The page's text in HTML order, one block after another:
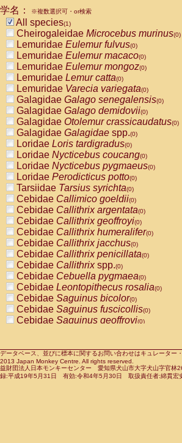
CebidaeCebus nigrivittatus
CebidaeCebus
CebidaeSaimiri boliviensis(0)
CebidaeSaimiri sciureus(0)
AtelidaeAlouatta caraya(0)
AtelidaeAlouatta fusca(0)
AtelidaeAlouatta seniculus
AtelidaeAlouattaspp.(0)
AtelidaeAteles belzebuth(0)
AtelidaeAteles geoffroyi(0)
AtelidaeAteles paniscus(0)
AtelidaeAtelesspp.(0)
Atelidae Lagothrix lagothricha
AtelidaeLagothrix lagothricha cana
PitheciidaeCacajao calvus
PitheciidaeCallicebus cupreus
PitheciidaeCallicebus donacophilus
PitheciidaeCallicebus moloch
PitheciidaeCallicebus torquatus
PitheciidaeCallicebusspp.(0)
PitheciidaeChiropotes satanas(0)
PitheciidaePithecia monachus
PitheciidaePithecia pithecia(0)
CercopithecidaeCercocebus agilis
CercopithecidaeCercocebus
CercopithecidaeCercocebus
CercopithecidaeCercocebus
CercopithecidaeCercocebus
CercopithecidaeCercocebushybrid
CercopithecidaePapio anubis(0)
CercopithecidaePapio cynocephalus
CercopithecidaePapio hamadryas(0)
名： ※複数選択可・or検索
All species(1)
Cheirogaleidae Microcebus murinus(0)
Lemuridae Eulemur fulvus(0)
Lemuridae Eulemur macaco(0)
Lemuridae Eulemur mongoz(0)
Lemuridae Lemur catta(0)
Lemuridae Varecia variegata(0)
Galagidae Galago senegalensis(0)
Galagidae Galago demidovii(0)
Galagidae Otolemur crassicaudatus(0)
Galagidae Galagidae spp.(0)
Loridae Loris tardigradus(0)
Loridae Nycticebus coucang(0)
Loridae Nycticebus pygmaeus(0)
Loridae Perodicticus potto(0)
Tarsiidae Tarsius syrichta(0)
Cebidae Callimico goeldii(0)
Cebidae Callithrix argentata(0)
Cebidae Callithrix geoffroyi(0)
Cebidae Callithrix humeralifer(0)
Cebidae Callithrix jacchus(0)
Cebidae Callithrix penicillata(0)
Cebidae Callithrixspp.(0)
Cebidae Cebuella pygmaea(0)
Cebidae Leontopithecus rosalia(0)
Cebidae Saguinus bicolor(0)
Cebidae Saguinus fuscicollis(0)
Cebidae Saguinus geoffroyi(0)
CebidaeSaguinus leucopus(0)
CebidaeSaguinus midas(0)
Cebidae Saguinus mystax(0)
ータベース、並びに標本に関するお問い合わせはキュレータ
Japan Monkey Centre. All rights reserved.
財団法人日本モンキーセンター 愛知県犬山市大字犬山字官
:平成19年5月31日 有効:令和4年5月30日 取扱責任者:綿貫宏